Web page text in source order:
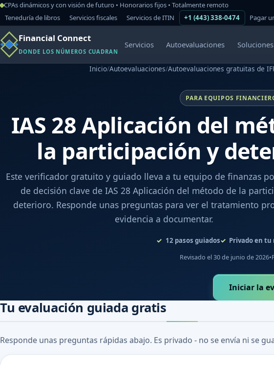
CPAs dinámicos y con visión de futuro • Honorarios fijos • Totalmente remoto
Teneduría de libros
Servicios fiscales Servicios de ITIN +1 (443) 338-0474 Pagar
Financial Connect
DONDE LOS NÚMEROS CUADRAN
Servicios Autoevaluaciones
Inicio/Autoevaluaciones/Autoevaluaciones gratuitas de
PARA EQUIPOS
IAS 28 Aplicación del
la participación y
Este verificador gratuito y guiado lleva a tu equipo de finanzas
de decisión clave de IAS 28 Aplicación del método de la
deterioro. Responde unas preguntas para ver el tratamiento
evidencia a documentar.
12 pasos guiados Privado en tu
Revisado el 30 de junio de 2026•
Iniciar la
Tu evaluación guiada gratis
Responde unas preguntas rápidas abajo. Es privado - no se envía ni se